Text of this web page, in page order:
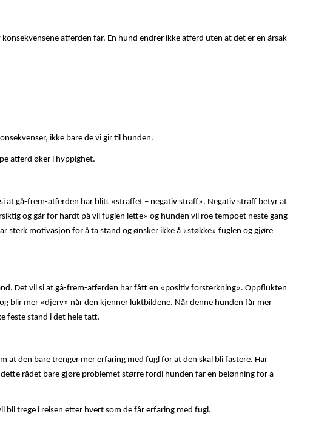
atferden får. En hund endrer ikke atferd uten at det er en årsak
ikke bare de vi gir til hunden.
atferd øker i hyppighet.
at gå-frem-atferden har blitt «straffet – negativ straff». Negativ straff betyr at
og går for hardt på vil fuglen lette» og hunden vil roe tempoet neste gang
sterk motivasjon for å ta stand og ønsker ikke å «støkke» fuglen og gjøre
Det vil si at gå-frem-atferden har fått en «positiv forsterkning». Oppflukten
blir mer «djerv» når den kjenner luktbildene. Når denne hunden får mer
feste stand i det hele tatt.
at den bare trenger mer erfaring med fugl for at den skal bli fastere. Har
rådet bare gjøre problemet større fordi hunden får en belønning for å
bli trege i reisen etter hvert som de får erfaring med fugl.